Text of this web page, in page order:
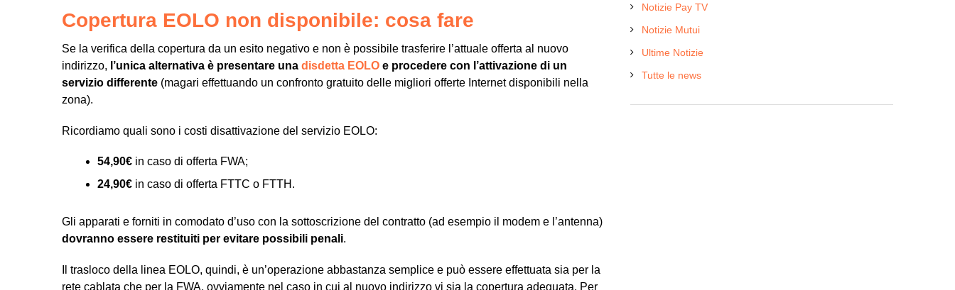
Copertura EOLO non disponibile: cosa fare
Se la verifica della copertura da un esito negativo e non è possibile trasferire l’attuale offerta al nuovo
indirizzo, l’unica alternativa è presentare una disdetta EOLO e procedere con l’attivazione di un
servizio differente (magari effettuando un confronto gratuito delle migliori offerte Internet disponibili nella
zona).
Ricordiamo quali sono i costi disattivazione del servizio EOLO:
54,90€ in caso di offerta FWA;
24,90€ in caso di offerta FTTC o FTTH.
Gli apparati e forniti in comodato d’uso con la sottoscrizione del contratto (ad esempio il modem e l’antenna)
dovranno essere restituiti per evitare possibili penali.
Il trasloco della linea EOLO, quindi, è un’operazione abbastanza semplice e può essere effettuata sia per la
rete cablata che per la FWA, ovviamente nel caso in cui al nuovo indirizzo vi sia la copertura adeguata. Per
Notizie Pay TV
Notizie Mutui
Ultime Notizie
Tutte le news